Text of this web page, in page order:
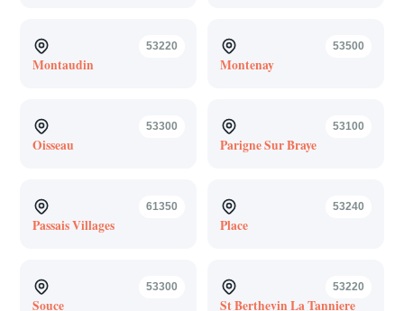
53220
Montaudin
53500
Montenay
53300
Oisseau
53100
Parigne Sur Braye
61350
Passais Villages
53240
Place
53300
Souce
53220
St Berthevin La Tanniere